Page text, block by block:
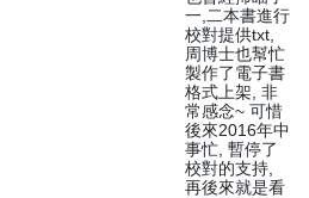
一,二本書進行
校對提供txt,
周博士也幫忙
製作了電子書
格式上架, 非
常感念~ 可惜
後來2016年中
事忙, 暫停了
校對的支持,
再後來就是看